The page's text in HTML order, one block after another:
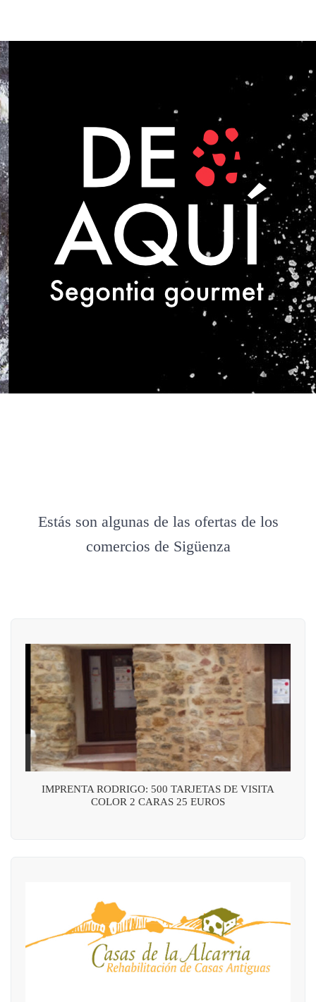
Estás son algunas de las ofertas de los
comercios de Sigüenza
IMPRENTA RODRIGO: 500 TARJETAS DE VISITA
COLOR 2 CARAS 25 EUROS